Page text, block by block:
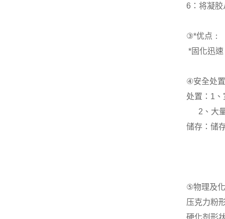
6 ：将凝
③*优点 ：
*固化迅
④安全处
处置： 1
2 、大
储存：储
⑤物理及
压克力粉
硬化剂形